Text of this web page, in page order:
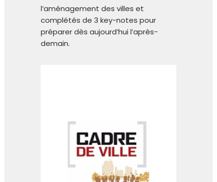
l’aménagement des villes et
complétés de 3 key-notes pour
préparer dès aujourd’hui l’après-
demain.